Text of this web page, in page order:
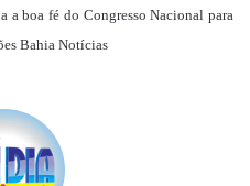
a boa fé do Congresso Nacional para
Bahia Notícias